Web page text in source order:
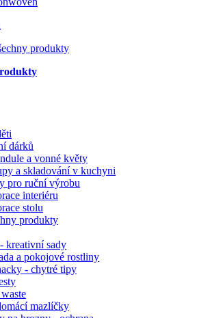
dárků
a vonné květy
a skladování v kuchyni
pro ruční výrobu
interiéru
stolu
produkty
kreativní sady
a pokojové rostliny
- chytré tipy
mazlíčky